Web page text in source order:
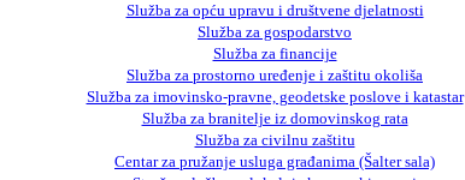
Služba za opću upravu i društvene djelatnosti
Služba za gospodarstvo
Služba za financije
Služba za prostorno uređenje i zaštitu okoliša
Služba za imovinsko-pravne, geodetske poslove i katastar
Služba za branitelje iz domovinskog rata
Služba za civilnu zaštitu
Centar za pružanje usluga građanima (Šalter sala)